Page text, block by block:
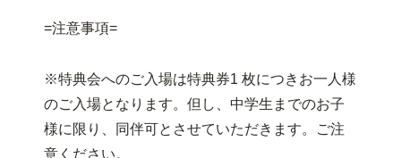
=注意事項=
※特典会へのご入場は特典券1 枚につきお一人様
のご入場となります。但し、中学生までのお子
様に限り、同伴可とさせていただきます。ご注
意ください。